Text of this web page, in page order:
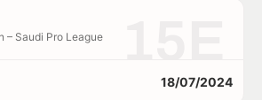
– Saudi Pro League
18/07/2024